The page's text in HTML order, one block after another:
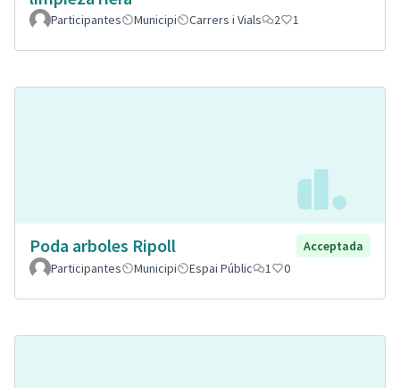
Participantes Municipi Carrers i Vials 2 1
Poda arboles Ripoll
Acceptada
Participantes
Municipi Espai Públic 1 0